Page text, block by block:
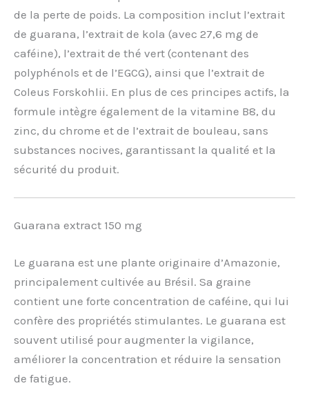
de la perte de poids. La composition inclut l’extrait
de guarana, l’extrait de kola (avec 27,6 mg de
caféine), l’extrait de thé vert (contenant des
polyphénols et de l’EGCG), ainsi que l’extrait de
Coleus Forskohlii. En plus de ces principes actifs, la
formule intègre également de la vitamine B8, du
zinc, du chrome et de l’extrait de bouleau, sans
substances nocives, garantissant la qualité et la
sécurité du produit.
Guarana extract 150 mg
Le guarana est une plante originaire d’Amazonie,
principalement cultivée au Brésil. Sa graine
contient une forte concentration de caféine, qui lui
confère des propriétés stimulantes. Le guarana est
souvent utilisé pour augmenter la vigilance,
améliorer la concentration et réduire la sensation
de fatigue.